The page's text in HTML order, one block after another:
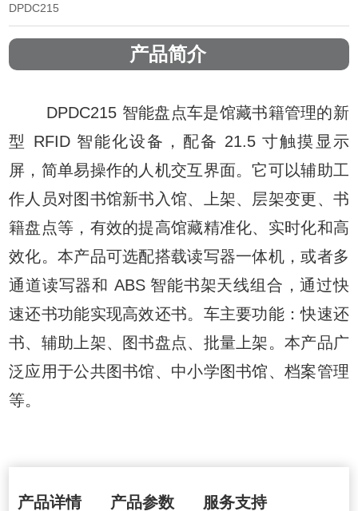
DPDC215
产品简介
DPDC215 智能盘点车是馆藏书籍管理的新
型 RFID 智能化设备，配备 21.5 寸触摸显示
屏，简单易操作的人机交互界面。它可以辅助工
作人员对图书馆新书入馆、上架、层架变更、书
籍盘点等， 有效的提高馆藏精准化、实时化和高
效化。本产品可选配搭载读写器一体机，或者多
通道读写器和 ABS 智能书架天线组合，通过快
速还书功能实现高效还书。车主要功能：快速还
书、辅助上架、图书盘点、批量上架。本产品广
泛应用于公共图书馆、中小学图书馆、档案管理
等。
产品详情 产品参数 服务支持